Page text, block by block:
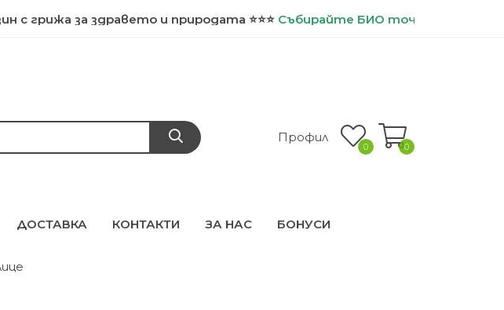
грижа за здравето и природата ⭐⭐⭐ СъбирайтеБИО точки и ползвайте
Профил
0 0
ДОСТАВКА КОНТАКТИ ЗА НАС БОНУСИ